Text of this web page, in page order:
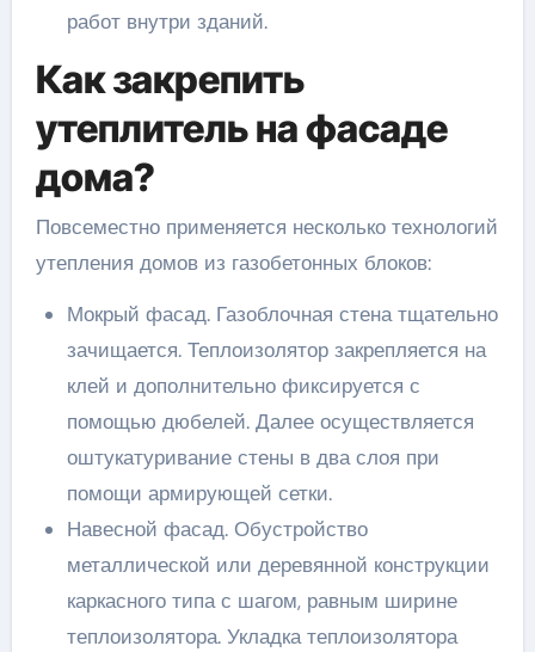
работ внутри зданий.
Как закрепить
утеплитель на фасаде
дома?
Повсеместно применяется несколько технологий
утепления домов из газобетонных блоков:
Мокрый фасад. Газоблочная стена тщательно
зачищается. Теплоизолятор закрепляется на
клей и дополнительно фиксируется с
помощью дюбелей. Далее осуществляется
оштукатуривание стены в два слоя при
помощи армирующей сетки.
Навесной фасад. Обустройство
металлической или деревянной конструкции
каркасного типа с шагом, равным ширине
теплоизолятора. Укладка теплоизолятора